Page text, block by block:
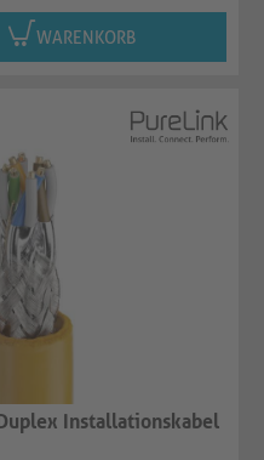
WARENKORB
Installationskabel